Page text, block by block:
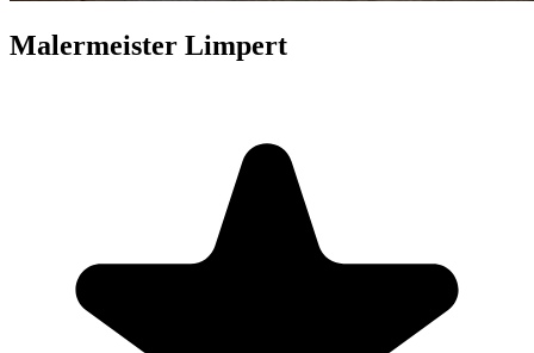
Malermeister Limpert